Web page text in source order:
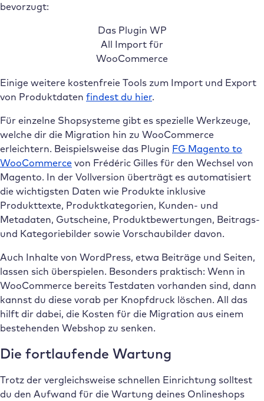
bevorzugt:
Das Plugin WP
All Import für
WooCommerce
Einige weitere kostenfreie Tools zum Import und Export
von Produktdaten findest du hier.
Für einzelne Shopsysteme gibt es spezielle Werkzeuge,
welche dir die Migration hin zu WooCommerce
erleichtern. Beispielsweise das Plugin FG Magento to
WooCommerce von Frédéric Gilles für den Wechsel von
Magento. In der Vollversion überträgt es automatisiert
die wichtigsten Daten wie Produkte inklusive
Produkttexte, Produktkategorien, Kunden- und
Metadaten, Gutscheine, Produktbewertungen, Beitrags-
und Kategoriebilder sowie Vorschaubilder davon.
Auch Inhalte von WordPress, etwa Beiträge und Seiten,
lassen sich überspielen. Besonders praktisch: Wenn in
WooCommerce bereits Testdaten vorhanden sind, dann
kannst du diese vorab per Knopfdruck löschen. All das
hilft dir dabei, die Kosten für die Migration aus einem
bestehenden Webshop zu senken.
Die fortlaufende Wartung
Trotz der vergleichsweise schnellen Einrichtung solltest
du den Aufwand für die Wartung deines Onlineshops